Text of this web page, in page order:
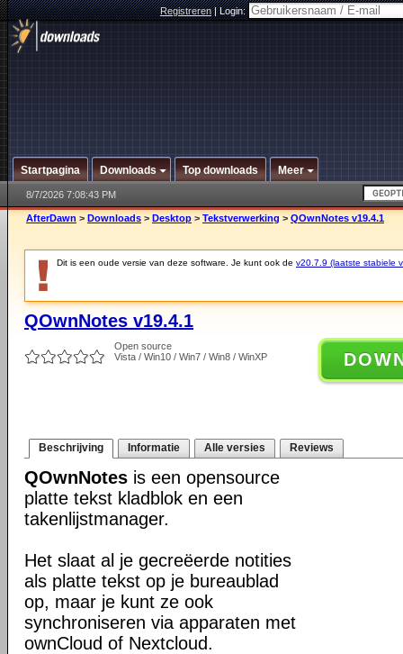
Registreren|Login:
Startpagina Downloads Top downloads Meer
8/7/2026 7:08:43 PM
AfterDawn > Downloads > Desktop > Tekstverwerking > QOwnNotes v19.4.1
Dit is een oude versie van deze software. Je kunt ook de v20.7.9 (laatste stabiele
QOwnNotes v19.4.1
Open source
Vista / Win10 / Win7 / Win8 / WinXP
Beschrijving Informatie Alle versies Reviews
QOwnNotes is een opensource
platte tekst kladblok en een
takenlijstmanager.
Het slaat al je gecreëerde notities
als platte tekst op je bureaublad
op, maar je kunt ze ook
synchroniseren via apparaten met
ownCloud of Nextcloud.